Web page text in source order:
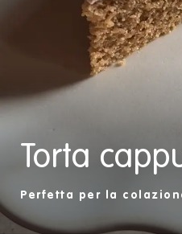
Torta
Perfetta per la